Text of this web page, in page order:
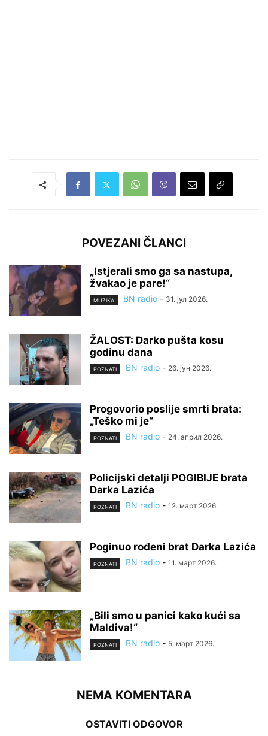
POVEZANI ČLANCI
„Istjerali smo ga sa nastupa,
žvakao je pare!“
MUZIKA BN radio - 31. јул 2026.
ŽALOST: Darko pušta kosu
godinu dana
POZNATI BN radio - 26. јун 2026.
Progovorio poslije smrti brata:
„Teško mi je“
POZNATI BN radio - 24. април 2026.
Policijski detalji POGIBIJE brata
Darka Lazića
POZNATI BN radio - 12. март 2026.
Poginuo rođeni brat Darka Lazića
POZNATI BN radio - 11. март 2026.
„Bili smo u panici kako kući sa
Maldiva!“
POZNATI BN radio - 5. март 2026.
NEMA KOMENTARA
OSTAVITI ODGOVOR